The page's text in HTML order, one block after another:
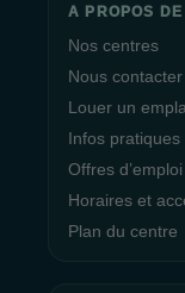
A PROPOS
Nos centres
Nous contacter
Louer un
Infos pratiques
Offres d’emploi
Horaires et
Plan du centre